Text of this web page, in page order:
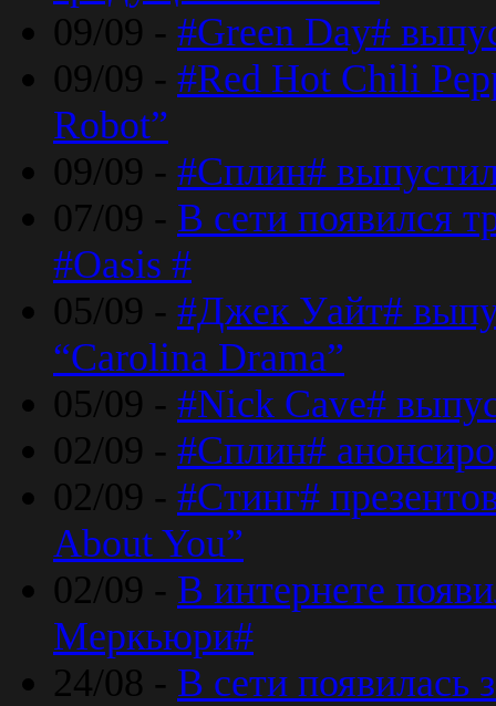
09/09 - #Green Day#
09/09 - #Red Hot Chili
Robot”
09/09 - #Сплин#
07/09 - В сети появился
#Oasis #
05/09 - #Джек Уайт#
“Carolina Drama”
05/09 - #Nick Cave#
02/09 - #Сплин#
02/09 - #Стинг#
About You”
02/09 - В интернете
Меркьюри#
24/08 - В сети появилась